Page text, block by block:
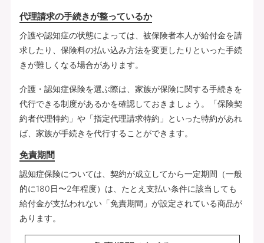
代理請求の手続きが整っているか
介護や認知症の状態によっては、被保険者本人が給付金を請
求したり、保険料の払い込み方法を変更したりといった手続
きが難しくなる場合があります。
介護・認知症保険を選ぶ際は、家族が保険に関する手続きを
代行できる制度があるかを確認しておきましょう。「保険契
約者代理特約」や「指定代理請求特約」といった特約があれ
ば、家族が手続きを代行することができます。
免責期間
認知症保険については、契約が成立してから一定期間（一般
的に180日〜2年程度）は、たとえ支払い条件に該当しても
給付金が支払われない「免責期間」が設定されている商品が
あります。